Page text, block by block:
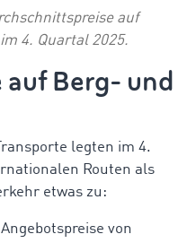
auf
4. Quartal 2025.
Berg- und
legten im 4.
Routen als
etwas zu:
von